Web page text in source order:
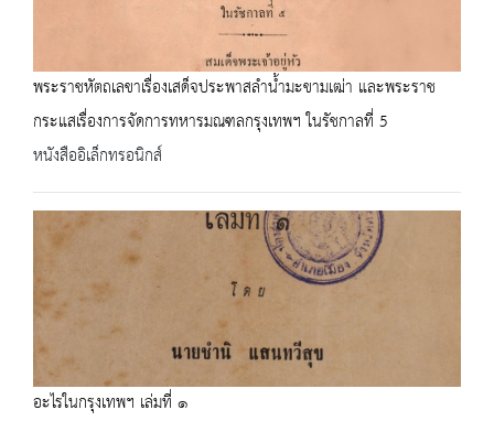
พระราชหัตถเลขาเรื่องเสด็จประพาสลำน้ำมะขามเฒ่า และพระราช
กระแสเรื่องการจัดการทหารมณฑลกรุงเทพฯ ในรัชกาลที่ 5
หนังสืออิเล็กทรอนิกส์
อะไรในกรุงเทพฯ เล่มที่ ๑